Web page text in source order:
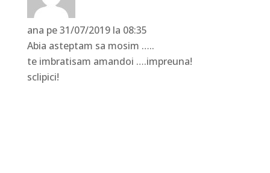
ana pe 31/07/2019 la 08:35
Abia asteptam sa mosim …..
te imbratisam amandoi ….impreuna!
sclipici!